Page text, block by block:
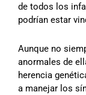
de todos los
podrían estar
Aunque no
anormales de
herencia
a manejar los